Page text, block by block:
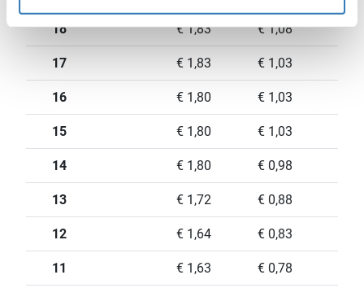
18 € 1,83 € 1,08
17 € 1,83 € 1,03
16 € 1,80 € 1,03
15 € 1,80 € 1,03
14 € 1,80 € 0,98
13 € 1,72 € 0,88
12 € 1,64 € 0,83
11 € 1,63 € 0,78